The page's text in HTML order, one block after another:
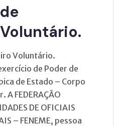
Voluntário.
de Poder de
de Estado – Corpo
FEDERAÇÃO
DE OFICIAIS
– FENEME, pessoa